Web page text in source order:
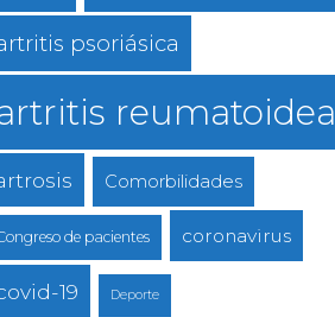
psoriásica
reumatoidea
Comorbilidades
de pacientes coronavirus
19 Deporte